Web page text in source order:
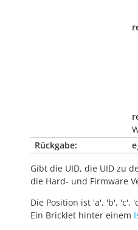
Rückgabe:
Gibt die UID, die UID zu
die Hard- und Firmware
Die Position ist 'a', 'b', 'c',
Ein Bricklet hinter einem